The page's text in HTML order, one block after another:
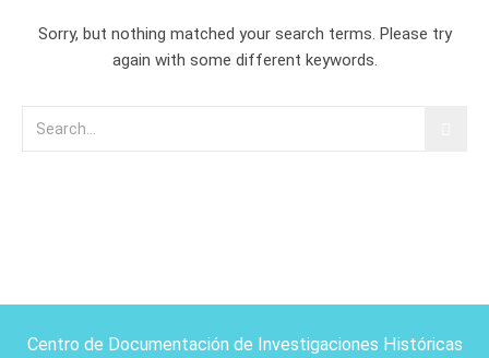
Sorry, but nothing matched your search terms. Please try
again with some different keywords.
Centro de Documentación de Investigaciones Históricas